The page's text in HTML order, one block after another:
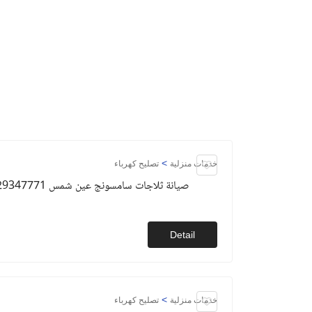
خدمات منزلية > تصليح كهرباء
صيانة ثلاجات سامسونج عين شمس 01129347771
Detail
خدمات منزلية > تصليح كهرباء